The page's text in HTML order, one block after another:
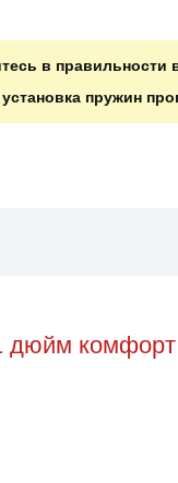
в правильности
пружин
комфорт